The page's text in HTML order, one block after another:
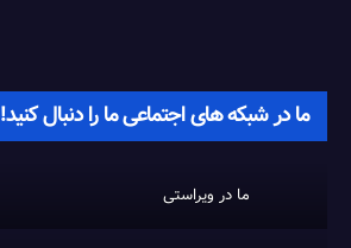
ما در شبکه های اجتماعی ما را دنبال کنید!
ما در ویراستی